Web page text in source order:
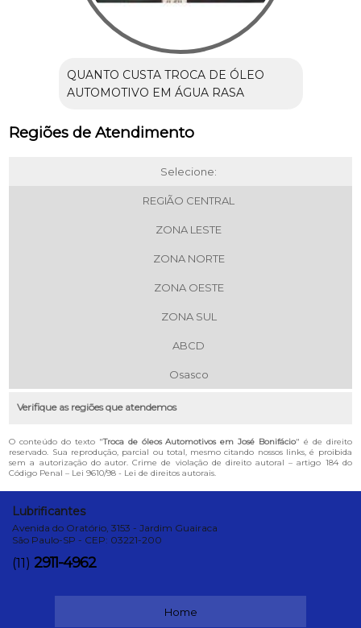
QUANTO CUSTA TROCA DE ÓLEO
AUTOMOTIVO EM ÁGUA RASA
Regiões de Atendimento
Selecione:
REGIÃO CENTRAL
ZONA LESTE
ZONA NORTE
ZONA OESTE
ZONA SUL
ABCD
Osasco
Verifique as regiões que atendemos
O conteúdo do texto "Troca de óleos Automotivos em José Bonifácio" é de direito
reservado. Sua reprodução, parcial ou total, mesmo citando nossos links, é proibida
sem a autorização do autor. Crime de violação de direito autoral – artigo 184 do
Código Penal – Lei 9610/98 - Lei de direitos autorais.
Lubrificantes
Avenida do Oratório, 3153 - Jardim Guairaca
São Paulo-SP - CEP: 03221-200
(11) 2911-4962
Home